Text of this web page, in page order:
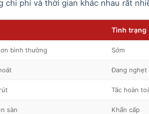
chi phí và thời gian khác nhau rất
Tình trạng
bình thường Sớm
Đang nghẹt
Tắc hoàn
sàn Khẩn cấp